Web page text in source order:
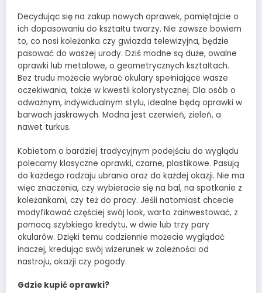
Decydując się na zakup nowych oprawek, pamiętajcie o
ich dopasowaniu do kształtu twarzy. Nie zawsze bowiem
to, co nosi koleżanka czy gwiazda telewizyjna, będzie
pasować do waszej urody. Dziś modne są duże, owalne
oprawki lub metalowe, o geometrycznych kształtach.
Bez trudu możecie wybrać okulary spełniające wasze
oczekiwania, także w kwestii kolorystycznej. Dla osób o
odważnym, indywidualnym stylu, idealne będą oprawki w
barwach jaskrawych. Modna jest czerwień, zieleń, a
nawet turkus.
Kobietom o bardziej tradycyjnym podejściu do wyglądu
polecamy klasyczne oprawki, czarne, plastikowe. Pasują
do każdego rodzaju ubrania oraz do każdej okazji. Nie ma
więc znaczenia, czy wybieracie się na bal, na spotkanie z
koleżankami, czy też do pracy. Jeśli natomiast chcecie
modyfikować częściej swój look, warto zainwestować, z
pomocą szybkiego kredytu, w dwie lub trzy pary
okularów. Dzięki temu codziennie możecie wyglądać
inaczej, kredując swój wizerunek w zależności od
nastroju, okazji czy pogody.
Gdzie kupić oprawki?